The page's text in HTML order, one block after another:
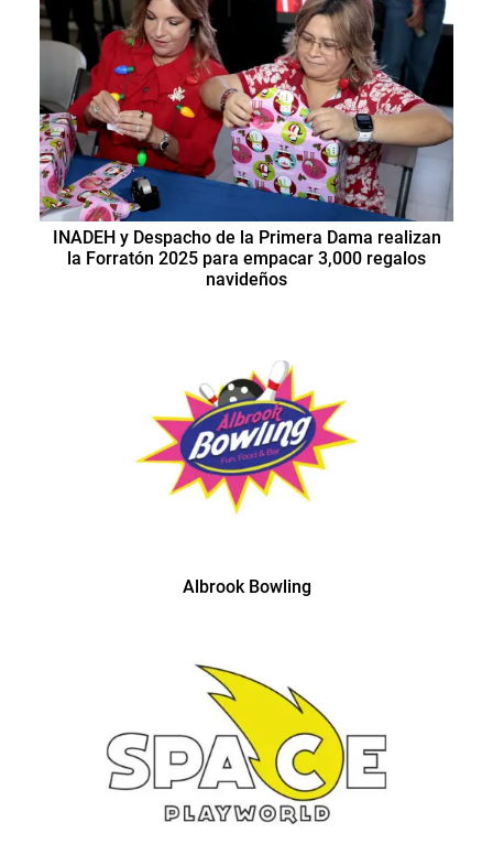
INADEH y Despacho de la Primera Dama realizan
la Forratón 2025 para empacar 3,000 regalos
navideños
Albrook Bowling